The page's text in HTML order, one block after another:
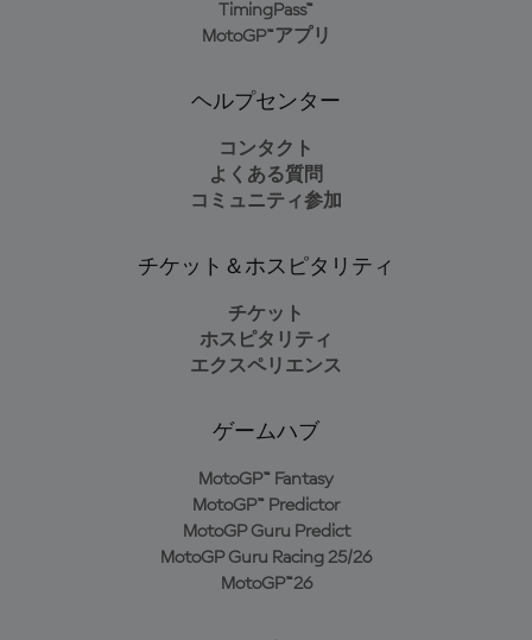
TimingPass™
MotoGP™アプリ
ヘルプセンター
コンタクト
よくある質問
コミュニティ参加
チケット＆ホスピタリティ
チケット
ホスピタリティ
エクスペリエンス
ゲームハブ
MotoGP™ Fantasy
MotoGP™ Predictor
MotoGP Guru Predict
MotoGP Guru Racing 25/26
MotoGP™26